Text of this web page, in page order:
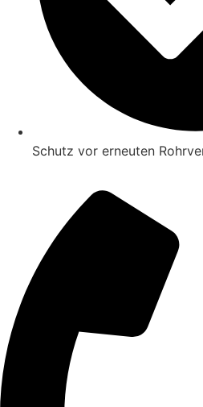
Schutz vor erneuten